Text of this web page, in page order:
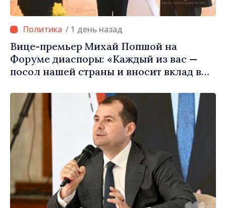
/ 1 день назад
Вице-премьер Михай Попшой на
Форуме диаспоры: «Каждый из вас —
посол нашей страны и вносит вклад в
Молдова»